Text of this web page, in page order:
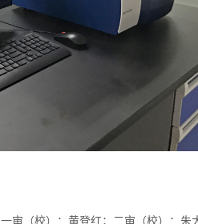
一审（校）：黄登红；二审（校）：朱